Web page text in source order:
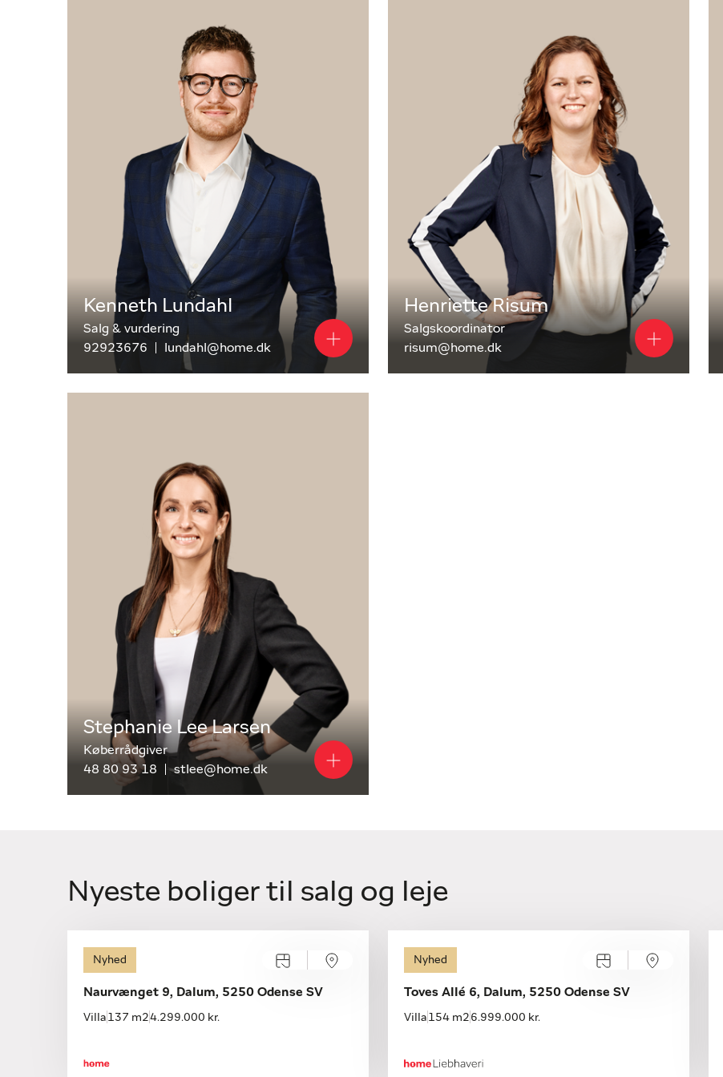
Kontakt home Odense - Dalum-Hjallese
Lad os tage en uforpligtende snak om dine boligplaner – uanset om du ønsker en salgsvurdering,
køberrådgivning eller blot vil vende dine muligheder, hvad enten de er kort- eller langsigtede.
Hos os ligger det i vores gener at gøre en forskel for vores kunder. Hver eneste dag.
Kenneth Lundahl
Salg & vurdering
92923676
lundahl@home.dk
Henriette Risum
Salgskoordinator
risum@home.dk
Stephanie Lee Larsen
Køberrådgiver
48 80 93 18
stlee@home.dk
Nyeste boliger til salg og leje
Åbent hus med tilmelding
Mandag 10.08, kl. 15.45-16.15
Nyhed
Naurvænget 9, Dalum, 5250 Odense SV
Villa 137 m24.299.000 kr.
Åbent hus med tilmelding
Mandag 10.08, kl. 16.00-16.30
Nyhed
Toves Allé 6, Dalum, 5250 Odense SV
Villa 154 m2 6.999.000 kr.